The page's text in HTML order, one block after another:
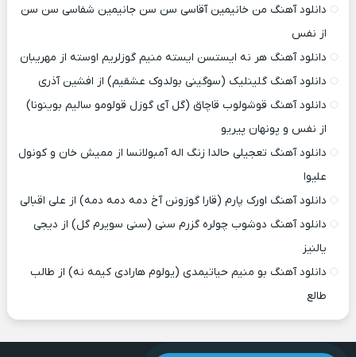
دانلود آهنگ من خانیمین آقاسی سن سن جانیمین شفاسی سن سن
از نفس
دانلود آهنگ هر نه ایستسن ایسته منیم گوزلریم اوسته از مهریبان
دانلود آهنگ گلینلیک (سوگینی بولدوک عشقیم) از افشین آذری
دانلود آهنگ قوشولوب قاچاق (گل آی گوزل قولومو سالیم بوینونا)
از نفس و پونهان پیریو
دانلود آهنگ تعجیلی حالدا زنگ اله آمبولانسا از ممیش خان و کونول
علیوا
دانلود آهنگ اورک پارم (قارا گوزونن آخ دمه دمه دمه) از علی اقبالی
دانلود آهنگ دوشوب چولره گزرم سنی (سنی سویرم گل) از دیجی
یالنیز
دانلود آهنگ بو منیم حیاتیمدی (یولوم هارادی کیمه نه) از طالب
طالع